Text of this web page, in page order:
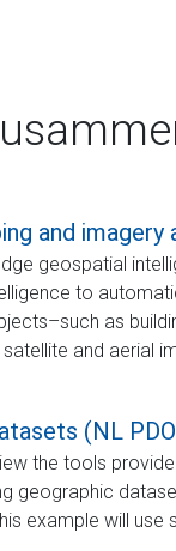
and imagery
geospatial
to
as
and aerial
(NL
the tools
geographic
example will